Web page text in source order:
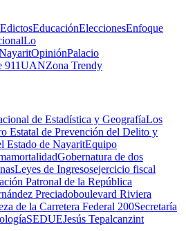
EdictosEducaciónEleccionesEnfoque
Lo
OpiniónPalacio
911UANZona Trendy
de Estadística y GeografíaLos
Estatal de Prevención del Delito y
Estado de NayaritEquipo
mortalidadGobernatura de dos
Leyes de Ingresosejercicio fiscal
Patronal de la República
Preciadoboulevard Riviera
de la Carretera Federal 200Secretaría
SEDUEJesús Tepalcanzint